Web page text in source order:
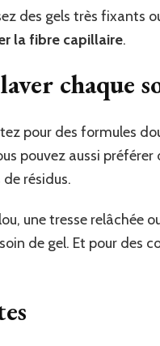
des gels très fixants
la fibre capillaire.
chaque
pour des formules
pouvez aussi préférer
résidus.
une tresse relâchée
de gel. Et pour des